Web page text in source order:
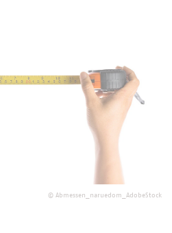
© Abmessen_naruedom_AdobeStock